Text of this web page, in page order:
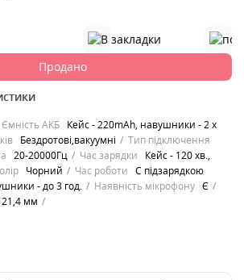
Продано
Ємність АКБ Кейс - 220mAh, навушники - 2 x
Бездротові,вакуумні
Тип підключення
20-20000Гц Час зарядки
Кейс - 120 хв.,
Чорний Час роботи С підзарядкою
- до 3 год.
Наявність мікрофону Є
21,4 мм